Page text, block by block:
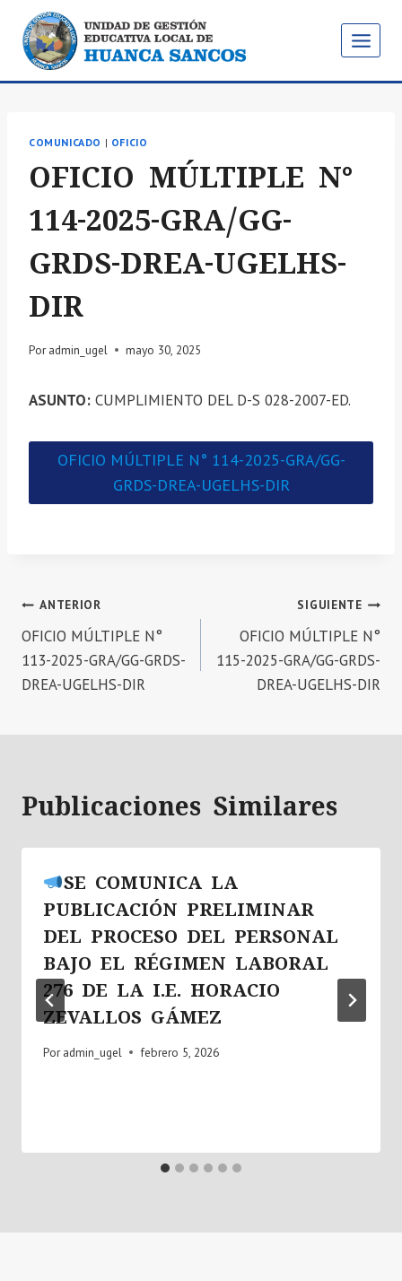
Saltar
contenido
COMUNICADO | OFICIO
OFICIO MÚLTIPLE N°
114-2025-GRA/GG-
GRDS-DREA-UGELHS-
DIR
Por admin_ugel mayo 30, 2025
ASUNTO: CUMPLIMIENTO DEL D-S 028-2007-ED.
OFICIO MÚLTIPLE N° 114-2025-GRA/GG-
GRDS-DREA-UGELHS-DIR
Navegación
de
entradas
ANTERIOR
OFICIO MÚLTIPLE N°
113-2025-GRA/GG-GRDS-
DREA-UGELHS-DIR
SIGUIENTE
OFICIO MÚLTIPLE N°
115-2025-GRA/GG-GRDS-
DREA-UGELHS-DIR
Publicaciones Similares
SE COMUNICA LA
PUBLICACIÓN PRELIMINAR
DEL PROCESO DEL PERSONAL
BAJO EL RÉGIMEN LABORAL
276 DE LA I.E. HORACIO
ZEVALLOS GÁMEZ
Por admin_ugel febrero 5, 2026